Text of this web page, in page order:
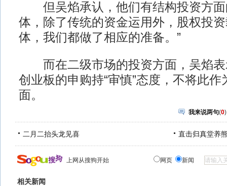
但吴焰承认，他们有结构投资方面
体，除了传统的资金运用外，股权投
体，我们都做了相应的准备。”
而在二级市场的投资方面，吴焰表
创业板的申购持“审慎”态度，不将此
面。
我来说两句(0)
二月二抬头龙见喜 直击归真堂养
上网从搜狗开始 网页 新闻
相关新闻